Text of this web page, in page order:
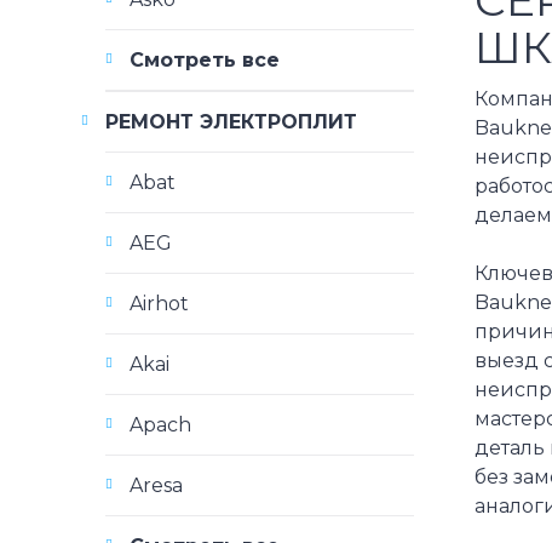
выезд
без
Смотреть все
РЕМОНТ ЭЛЕКТРОПЛИТ
Abat
AEG
Airhot
Akai
Apach
Aresa